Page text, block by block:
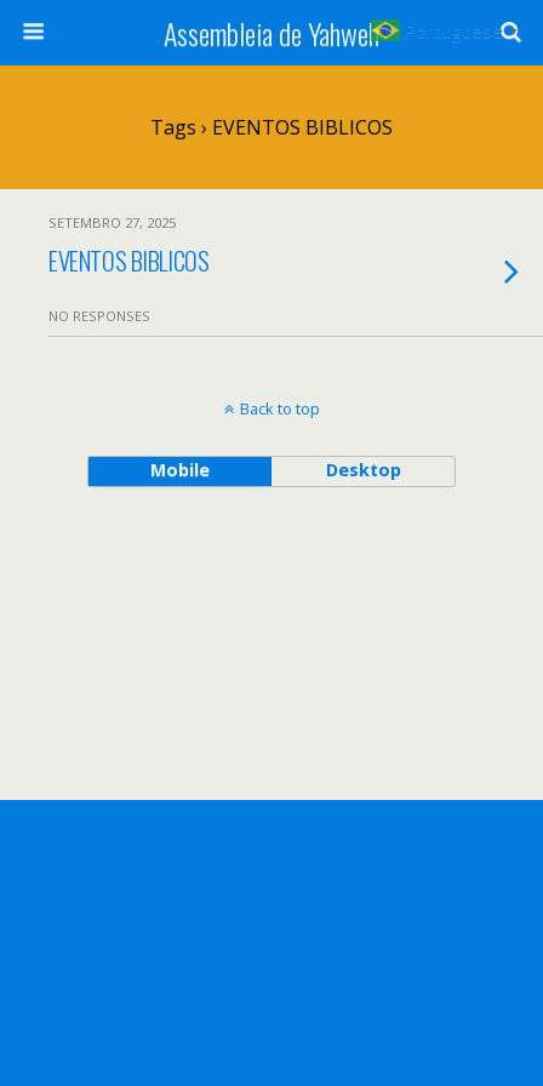
Assembleia de Yahweh
Tags › EVENTOS BIBLICOS
SETEMBRO 27, 2025
EVENTOS BIBLICOS
NO RESPONSES
Back to top
Mobile Desktop
Portuguese ▼